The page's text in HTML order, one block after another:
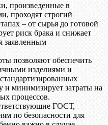
произведенные в
проходят строгий
– от сырья до готовой
риск брака и снижает
заявленным
позволяют обеспечить
изделиями и
и минимизирует затраты на
процессов.
ГОСТ,
по безопасности для